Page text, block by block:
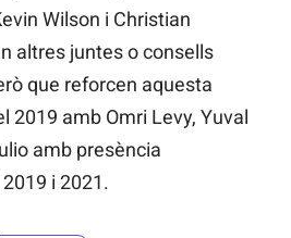
Wilson i Christian
altres juntes o consells
que reforcen aquesta
2019 amb Omri Levy, Yuval
amb presència
i 2021.